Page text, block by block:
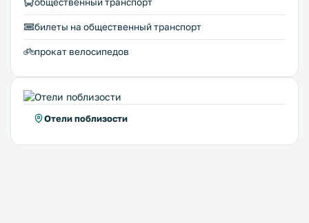
билеты на общественный транспорт
прокат велосипедов
Отели поблизости